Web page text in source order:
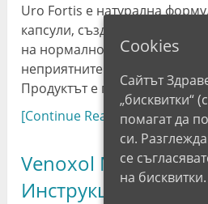
Uro Fortis е натурална
капсули, създадена да
на нормалното уриниране и
неприятните прояви на
Продуктът е предназначен …
[Continue Reading...]
Venoxol Мнения и
Инструкция,
Cookies
Сайтът
„бисквитки“
помагат да
си.
се
на бисквитки.